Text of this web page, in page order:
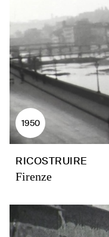
1950
RICOSTRUIRE
Firenze